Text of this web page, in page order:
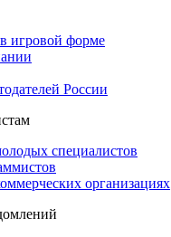
игровой форме
России
специалистов
организациях